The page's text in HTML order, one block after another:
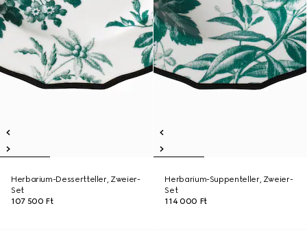
Herbarium-Dessertteller, Zweier-
Set
107 500 Ft
Herbarium-Suppenteller, Zweier-
Set
114 000 Ft